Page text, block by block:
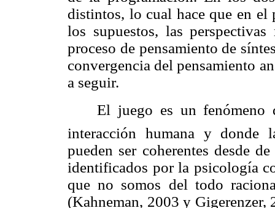
distintos, lo cual hace que en el
los supuestos, las
proceso de pensamiento de
convergencia del pensamiento
a seguir.
El juego es un
interacción humana y donde
pueden ser coherentes desde
identificados por la psicología
que no somos del todo
(Kahneman, 2003 y Gigerenzer,